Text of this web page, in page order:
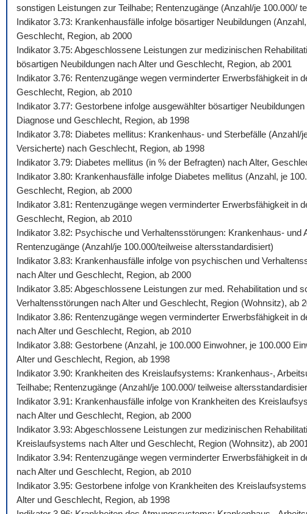
sonstigen Leistungen zur Teilhabe; Rentenzugänge (Anzahl/je 100.000/
Indikator 3.73: Krankenhausfälle infolge bösartiger Neubildungen
Geschlecht, Region, ab 2000
Indikator 3.75: Abgeschlossene Leistungen zur medizinischen
bösartigen Neubildungen nach Alter und Geschlecht, Region, ab 2001
Indikator 3.76: Rentenzugänge wegen verminderter Erwerbsfähigkeit in
Geschlecht, Region, ab 2010
Indikator 3.77: Gestorbene infolge ausgewählter bösartiger
Diagnose und Geschlecht, Region, ab 1998
Indikator 3.78: Diabetes mellitus: Krankenhaus- und Sterbefälle
Versicherte) nach Geschlecht, Region, ab 1998
Indikator 3.79: Diabetes mellitus (in % der Befragten) nach Alter,
Indikator 3.80: Krankenhausfälle infolge Diabetes mellitus (Anzahl, je
Geschlecht, Region, ab 2000
Indikator 3.81: Rentenzugänge wegen verminderter Erwerbsfähigkeit in
Geschlecht, Region, ab 2010
Indikator 3.82: Psychische und Verhaltensstörungen: Krankenhaus-
Rentenzugänge (Anzahl/je 100.000/teilweise altersstandardisiert)
Indikator 3.83: Krankenhausfälle infolge von psychischen und
nach Alter und Geschlecht, Region, ab 2000
Indikator 3.85: Abgeschlossene Leistungen zur med. Rehabilitation und
Verhaltensstörungen nach Alter und Geschlecht, Region (Wohnsitz), ab
Indikator 3.86: Rentenzugänge wegen verminderter Erwerbsfähigkeit
nach Alter und Geschlecht, Region, ab 2010
Indikator 3.88: Gestorbene (Anzahl, je 100.000 Einwohner, je 100.000
Alter und Geschlecht, Region, ab 1998
Indikator 3.90: Krankheiten des Kreislaufsystems: Krankenhaus-,
Teilhabe; Rentenzugänge (Anzahl/je 100.000/ teilweise
Indikator 3.91: Krankenhausfälle infolge von Krankheiten des
nach Alter und Geschlecht, Region, ab 2000
Indikator 3.93: Abgeschlossene Leistungen zur medizinischen
Kreislaufsystems nach Alter und Geschlecht, Region (Wohnsitz), ab
Indikator 3.94: Rentenzugänge wegen verminderter Erwerbsfähigkeit
nach Alter und Geschlecht, Region, ab 2010
Indikator 3.95: Gestorbene infolge von Krankheiten des
Alter und Geschlecht, Region, ab 1998